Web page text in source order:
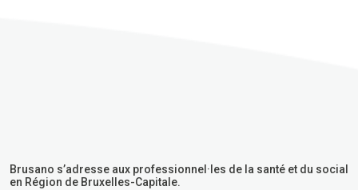
Brusano s’adresse aux professionnel·les de la santé et du social
en Région de Bruxelles-Capitale.